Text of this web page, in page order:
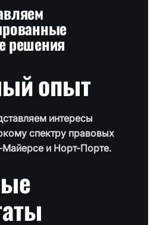
решения
опыт
интересы
спектру правовых
и Норт-Порте.